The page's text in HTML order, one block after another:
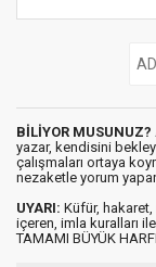
BİLİYOR MUSUNUZ?
yazar, kendisini
çalışmaları ortaya
nezaketle yorum
UYARI: Küfür,
içeren, imla kuralları
TAMAMI BÜYÜK